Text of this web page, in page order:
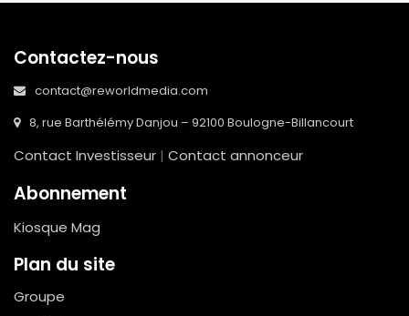
Contactez-nous
contact@reworldmedia.com
8, rue Barthélémy Danjou – 92100 Boulogne-Billancourt
Contact Investisseur | Contact annonceur
Abonnement
Kiosque Mag
Plan du site
Groupe